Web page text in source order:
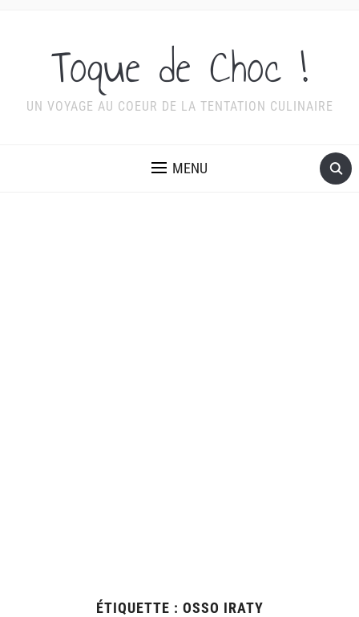
Toque de Choc !
UN VOYAGE AU COEUR DE LA TENTATION CULINAIRE
MENU
ÉTIQUETTE : OSSO IRATY